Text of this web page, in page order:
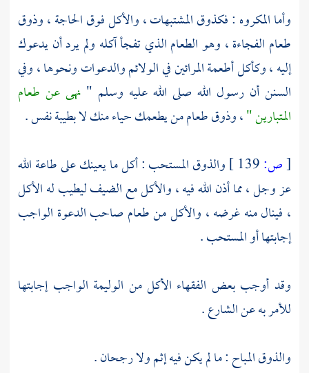
وأما المكروه : فكذوق المشتبهات ، والأكل فوق الحاجة ، وذوق
طعام الفجاءة ، وهو الطعام الذي تفجأ آكله ولم يرد أن يدعوك
إليه ، وكأكل أطعمة المرائين في الولائم والدعوات ونحوها ، وفي
السنن أن رسول الله صلى الله عليه وسلم " نهى عن طعام
المتبارين "، وذوق طعام من يطعمك حياء منك لا بطيبة نفس .
[ص:
والذوق المستحب : أكل ما يعينك على طاعة الله
عز وجل ، مما أذن الله فيه ، والأكل مع الضيف ليطيب له الأكل
، فينال منه غرضه ، والأكل من طعام صاحب الدعوة الواجب
إجابتها أو المستحب .
وقد أوجب بعض الفقهاء الأكل من الوليمة الواجب إجابتها
للأمر به عن الشارع .
والذوق المباح : ما لم يكن فيه إثم ولا رجحان .